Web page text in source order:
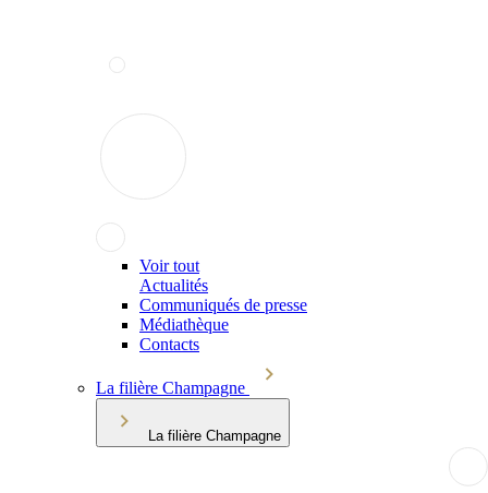
Voir tout
Actualités
Communiqués de presse
Médiathèque
Contacts
La filière Champagne
La filière Champagne